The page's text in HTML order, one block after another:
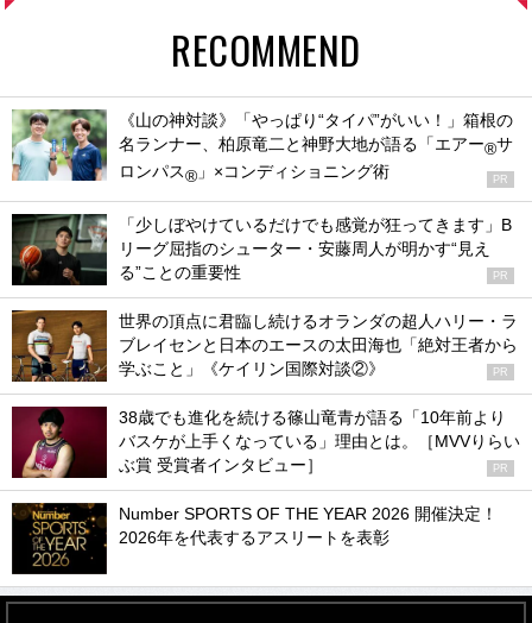
RECOMMEND
《山の神対談》「やっぱり“タイパ”がいい！」箱根の
名ランナー、柏原竜二と神野大地が語る「エアー®サ
ロンパス® 」×コンディショニング術 PR
「少しぼやけているだけでも感覚が狂ってきます」B
リーグ屈指のシューター・安藤周人が明かす“見え
る”ことの重要性
PR
世界の頂点に君臨し続けるオランダの超人ハリー・ラ
ブレイセンと日本のエースの太田海也「絶対王者から
学ぶこと」《ケイリン国際対談②》
PR
38歳でも進化を続ける篠山竜青が語る「10年前より
バスケが上手くなっている」理由とは。［MVVりらい
ぶ賞 受賞者インタビュー］
PR
Number SPORTS OF THE YEAR 2026 開催決定！
2026年を代表するアスリートを表彰